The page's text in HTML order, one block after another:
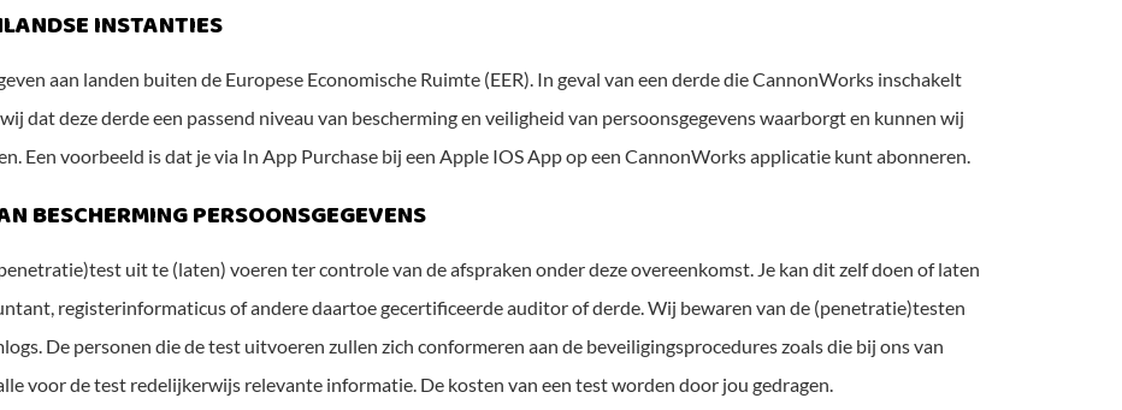
INSTANTIES
aan landen buiten de Europese Economische Ruimte (EER). In geval van een derde die CannonWorks inschakelt
dat deze derde een passend niveau van bescherming en veiligheid van persoonsgegevens waarborgt en kunnen wij
Een voorbeeld is dat je via In App Purchase bij een Apple IOS App op een CannonWorks applicatie kunt abonneren.
BESCHERMING PERSOONSGEGEVENS
uit te (laten) voeren ter controle van de afspraken onder deze overeenkomst. Je kan dit zelf doen of laten
registerinformaticus of andere daartoe gecertificeerde auditor of derde. Wij bewaren van de (penetratie)testen
De personen die de test uitvoeren zullen zich conformeren aan de beveiligingsprocedures zoals die bij ons van
voor de test redelijkerwijs relevante informatie. De kosten van een test worden door jou gedragen.